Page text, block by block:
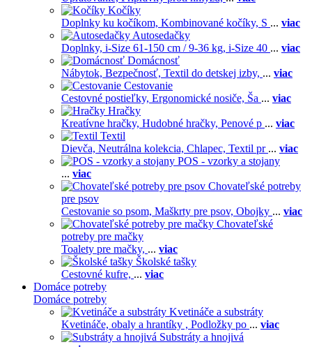
Kočíky
Doplnky ku kočíkom, Kombinované kočíky, S ... viac
Autosedačky
Doplnky, i-Size 61-150 cm / 9-36 kg, i-Size 40 ... viac
Domácnosť
Nábytok, Bezpečnosť, Textil do detskej izby, ... viac
Cestovanie
Cestovné postieľky, Ergonomické nosiče, Ša ... viac
Hračky
Kreatívne hračky, Hudobné hračky, Penové p ... viac
Textil
Dievča, Neutrálna kolekcia, Chlapec, Textil pr ... viac
POS - vzorky a stojany
... viac
Chovateľské potreby
pre psov
Cestovanie so psom, Maškrty pre psov, Obojky ... viac
Chovateľské
potreby pre mačky
Toalety pre mačky, ... viac
Školské tašky
Cestovné kufre, ... viac
Domáce potreby
Domáce potreby
Kvetináče a substráty
Kvetináče, obaly a hrantíky , Podložky po ... viac
Substráty a hnojivá